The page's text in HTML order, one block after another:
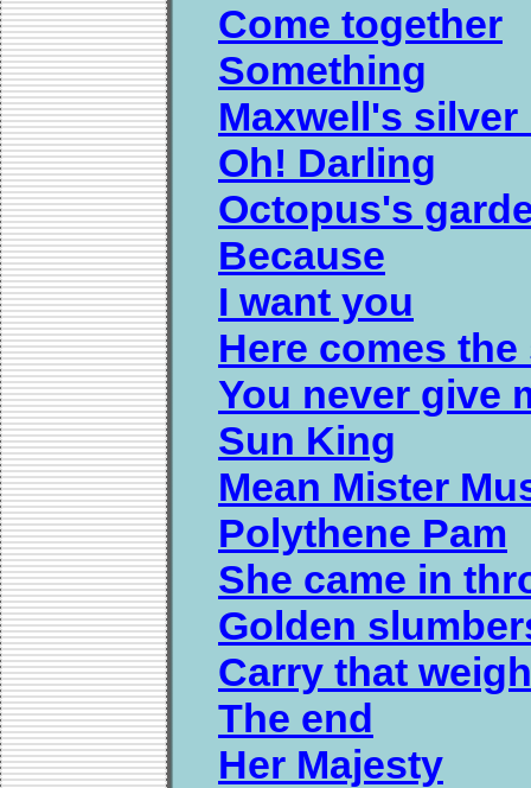
Come together
Something
Maxwell's silver
Oh! Darling
Octopus's
Because
I want you
Here comes
You never give
Sun King
Mean Mister
Polythene Pam
She came in
Golden
Carry that
The end
Her Majesty